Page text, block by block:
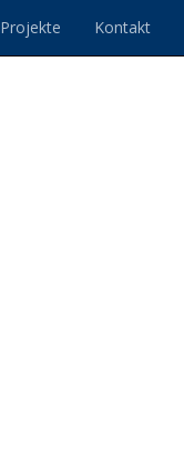
Projekte Kontakt